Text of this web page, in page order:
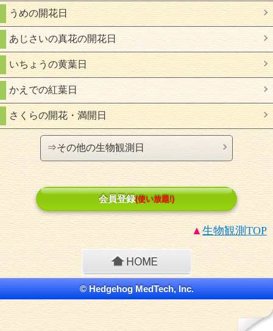
うめの開花日
あじさいの真花の開花日
いちょうの黄葉日
かえでの紅葉日
さくらの開花・満開日
⇒その他の生物観測日
会員登録(使い放題!)
▲生物観測 TOP
© Hedgehog MedTech, Inc.